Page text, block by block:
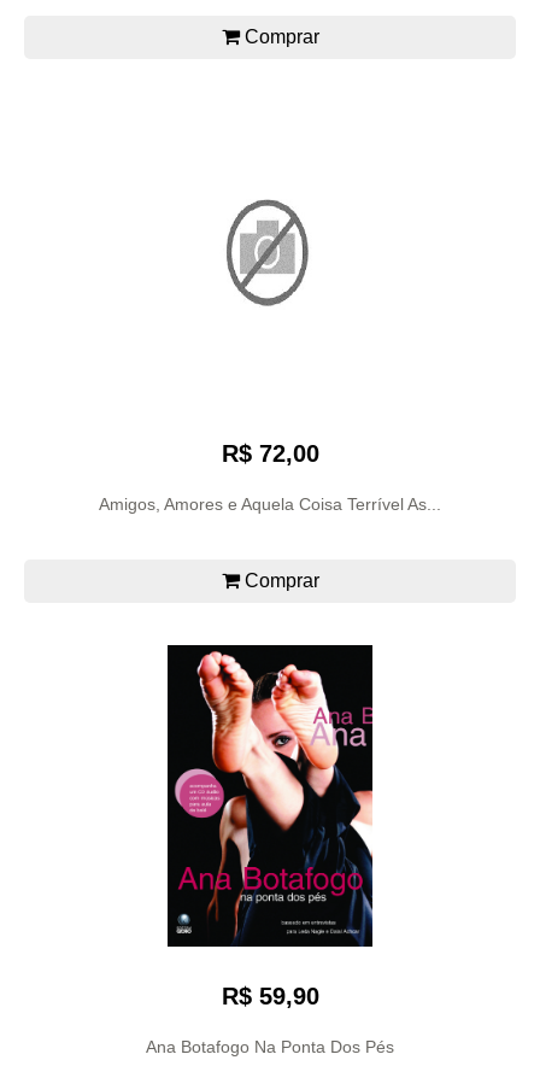
Comprar
R$ 72,00
Amigos, Amores e Aquela Coisa Terrível As...
Comprar
R$ 59,90
Ana Botafogo Na Ponta Dos Pés